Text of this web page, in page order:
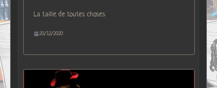
La taille de toutes choses
20/12/2020